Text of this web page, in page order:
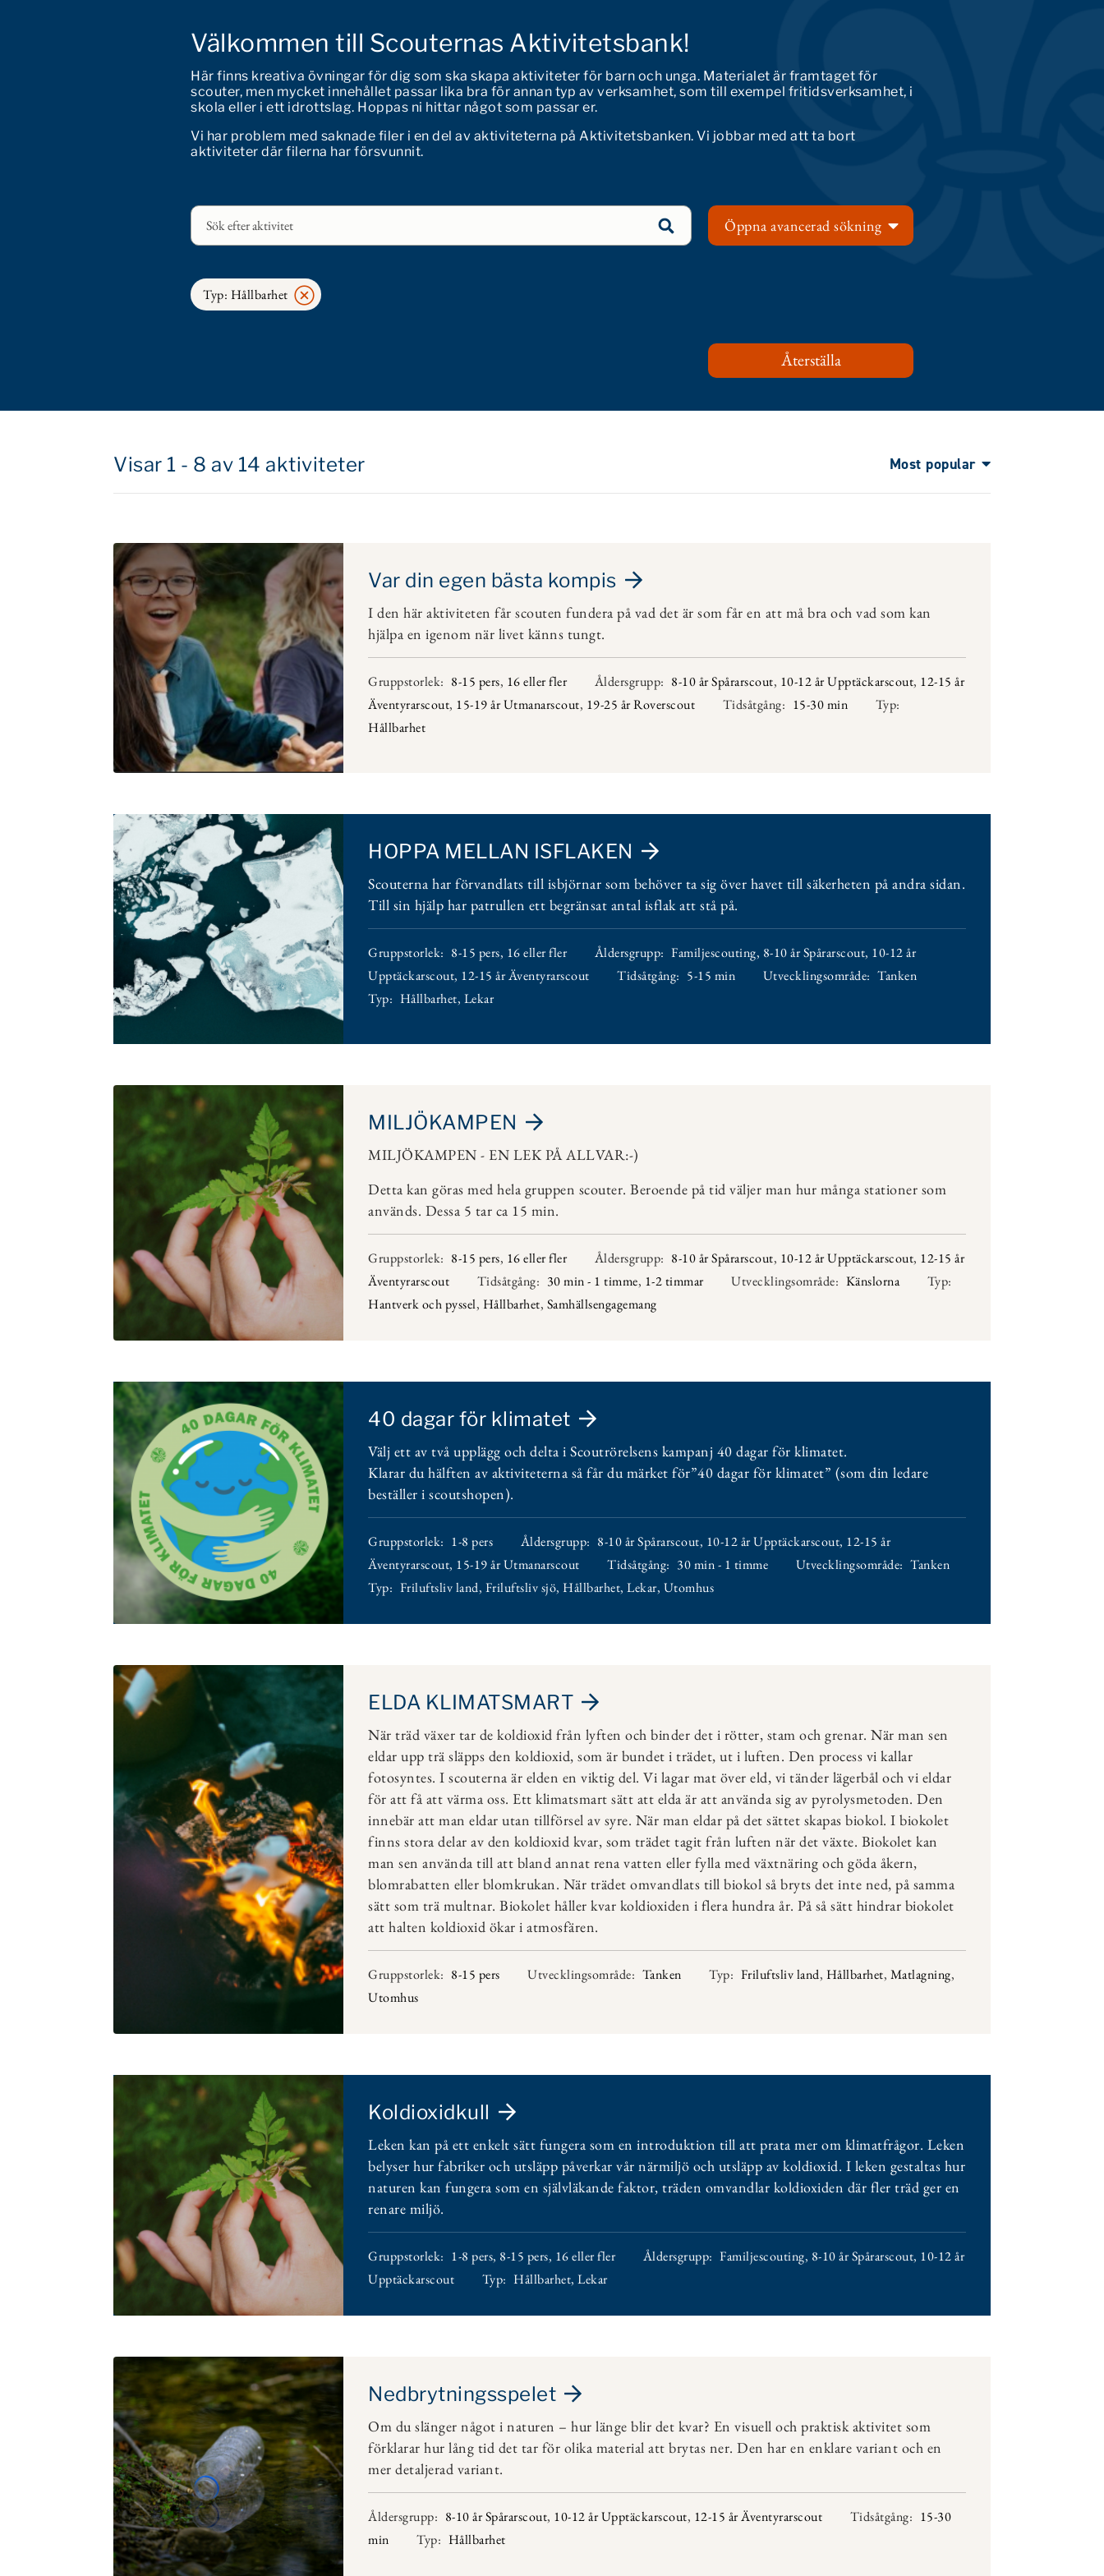
Välkommen till Scouternas Aktivitetsbank!
Här finns kreativa övningar för dig som ska skapa aktiviteter för barn och unga. Materialet är framtaget för
scouter, men mycket innehållet passar lika bra för annan typ av verksamhet, som till exempel fritidsverksamhet, i
skola eller i ett idrottslag. Hoppas ni hittar något som passar er.
Vi har problem med saknade filer i en del av aktiviteterna på Aktivitetsbanken. Vi jobbar med att ta bort
aktiviteter där filerna har försvunnit.
Öppna avancerad sökning
Typ: Hållbarhet
Visar 1 - 8 av 14 aktiviteter Most popular
Var din egen bästa kompis
I den här aktiviteten får scouten fundera på vad det är som får en att må bra och vad som kan
hjälpa en igenom när livet känns tungt.
Gruppstorlek: 8-15 pers, 16 eller fler Åldersgrupp: 8-10 år Spårarscout, 10-12 år Upptäckarscout, 12-15 år
Äventyrarscout, 15-19 år Utmanarscout, 19-25 år Roverscout Tidsåtgång: 15-30 min
Typ:
Hållbarhet
HOPPA MELLAN ISFLAKEN
Scouterna har förvandlats till isbjörnar som behöver ta sig över havet till säkerheten på andra sidan.
Till sin hjälp har patrullen ett begränsat antal isflak att stå på.
Gruppstorlek: 8-15 pers, 16 eller fler Åldersgrupp: Familjescouting, 8-10 år Spårarscout, 10-12 år
Upptäckarscout, 12-15 år Äventyrarscout Tidsåtgång: 5-15 min Utvecklingsområde: Tanken
Typ: Hållbarhet, Lekar
MILJÖKAMPEN
MILJÖKAMPEN - EN LEK PÅ ALLVAR:-)
Detta kan göras med hela gruppen scouter. Beroende på tid väljer man hur många stationer som
används. Dessa 5 tar ca 15 min.
Gruppstorlek: 8-15 pers, 16 eller fler Åldersgrupp: 8-10 år Spårarscout, 10-12 år Upptäckarscout, 12-15 år
Äventyrarscout
Tidsåtgång: 30 min - 1 timme, 1-2 timmar Utvecklingsområde: Känslorna
Typ:
Hantverk och pyssel, Hållbarhet, Samhällsengagemang
40 dagar för klimatet
Välj ett av två upplägg och delta i Scoutrörelsens kampanj 40 dagar för klimatet.
Klarar du hälften av aktiviteterna så får du märket för”40 dagar för klimatet” (som din ledare
beställer i scoutshopen).
Gruppstorlek: 1-8 pers Åldersgrupp: 8-10 år Spårarscout, 10-12 år Upptäckarscout, 12-15 år
Äventyrarscout, 15-19 år Utmanarscout Tidsåtgång: 30 min - 1 timme Utvecklingsområde: Tanken
Typ: Friluftsliv land, Friluftsliv sjö, Hållbarhet, Lekar, Utomhus
ELDA KLIMATSMART
När träd växer tar de koldioxid från lyften och binder det i rötter, stam och grenar. När man sen
eldar upp trä släpps den koldioxid, som är bundet i trädet, ut i luften. Den process vi kallar
fotosyntes. I scouterna är elden en viktig del. Vi lagar mat över eld, vi tänder lägerbål och vi eldar
för att få att värma oss. Ett klimatsmart sätt att elda är att använda sig av pyrolysmetoden. Den
innebär att man eldar utan tillförsel av syre. När man eldar på det sättet skapas biokol. I biokolet
finns stora delar av den koldioxid kvar, som trädet tagit från luften när det växte. Biokolet kan
man sen använda till att bland annat rena vatten eller fylla med växtnäring och göda åkern,
blomrabatten eller blomkrukan. När trädet omvandlats till biokol så bryts det inte ned, på samma
sätt som trä multnar. Biokolet håller kvar koldioxiden i flera hundra år. På så sätt hindrar biokolet
att halten koldioxid ökar i atmosfären.
Gruppstorlek: 8-15 pers Utvecklingsområde: Tanken Typ: Friluftsliv land, Hållbarhet, Matlagning,
Utomhus
Koldioxidkull
Leken kan på ett enkelt sätt fungera som en introduktion till att prata mer om klimatfrågor. Leken
belyser hur fabriker och utsläpp påverkar vår närmiljö och utsläpp av koldioxid. I leken gestaltas hur
naturen kan fungera som en självläkande faktor, träden omvandlar koldioxiden där fler träd ger en
renare miljö.
Gruppstorlek: 1-8 pers, 8-15 pers, 16 eller fler Åldersgrupp: Familjescouting, 8-10 år Spårarscout, 10-12 år
Upptäckarscout
Typ: Hållbarhet, Lekar
Nedbrytningsspelet
Om du slänger något i naturen – hur länge blir det kvar? En visuell och praktisk aktivitet som
förklarar hur lång tid det tar för olika material att brytas ner. Den har en enklare variant och en
mer detaljerad variant.
Åldersgrupp: 8-10 år Spårarscout, 10-12 år Upptäckarscout, 12-15 år Äventyrarscout Tidsåtgång: 15-30
min
Typ: Hållbarhet